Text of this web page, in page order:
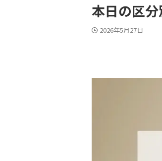
本日の区
2026年5月27日